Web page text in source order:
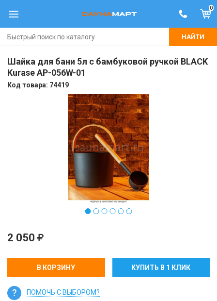
0
НАЙТИ
Шайка для бани 5л с бамбуковой ручкой BLACK
Kurase AP-056W-01
Код товара: 74419
2 050
В КОРЗИНУ КУПИТЬ В 1 КЛИК
ПОМОЧЬ С ВЫБОРОМ?